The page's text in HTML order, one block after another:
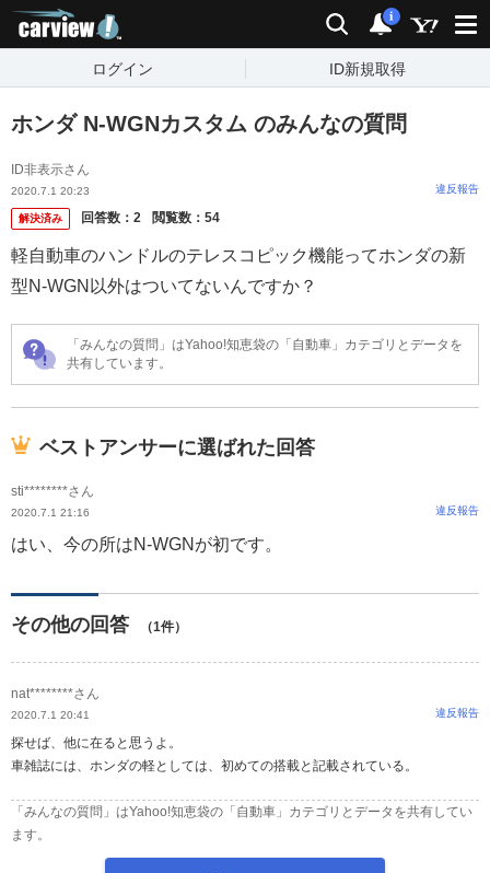
検索 通知
i
ログイン ID新規取得
ホンダ N-WGNカスタム のみんなの質問
ID非表示さん
2020.7.1 20:23 違反報告
解決済み 回答数： 2 閲覧数： 54
軽自動車のハンドルのテレスコピック機能ってホンダの新
型N-WGN以外はついてないんですか？
「みんなの質問」はYahoo!知恵袋の「自動車」カテゴリとデータを
共有しています。
ベストアンサーに選ばれた回答
sti********さん
2020.7.1 21:16 違反報告
はい、今の所はN-WGNが初です。
その他の回答 （1件）
nat********さん
2020.7.1 20:41 違反報告
探せば、他に在ると思うよ。
車雑誌には、ホンダの軽としては、初めての搭載と記載されている。
「みんなの質問」はYahoo!知恵袋の「自動車」カテゴリとデータを共有してい
ます。